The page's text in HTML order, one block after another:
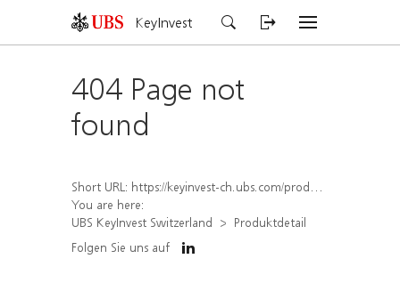
KeyInvest
404 Page not
found
Short URL: https://keyinvest-ch.ubs.com/produkt/detail/index/isin/CH1584635887
You are here:
UBS KeyInvest Switzerland
Produktdetail
Folgen Sie uns auf